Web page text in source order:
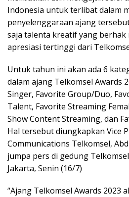
Indonesia untuk terlibat dalam
penyelenggaraan ajang
saja talenta kreatif yang berhak
apresiasi tertinggi dari
Untuk tahun ini akan ada 6
dalam ajang Telkomsel Awards
Singer, Favorite Group/Duo,
Talent, Favorite Streaming
Show Content Streaming, dan
Hal tersebut diungkapkan Vice
Communications Telkomsel,
jumpa pers di gedung
Jakarta, Senin (16/7)
“Ajang Telkomsel Awards 2023